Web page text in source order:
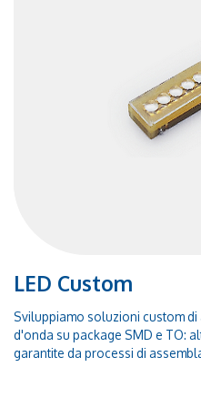
LED Custom
Sviluppiamo soluzioni custom di
d'onda su package SMD e TO:
garantite da processi di